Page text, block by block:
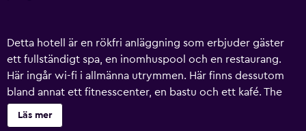
Detta hotell är en rökfri anläggning som erbjuder gäster
ett fullständigt spa, en inomhuspool och en restaurang.
Här ingår wi-fi i allmänna utrymmen. Här finns dessutom
bland annat ett fitnesscenter, en bastu och ett kafé. The
Guest Hotel & Spa erbjuder 111 luftkonditionerade rum
med värdeförvaringsskåp och gratis flaskvatten. 32-tums
Läs mer